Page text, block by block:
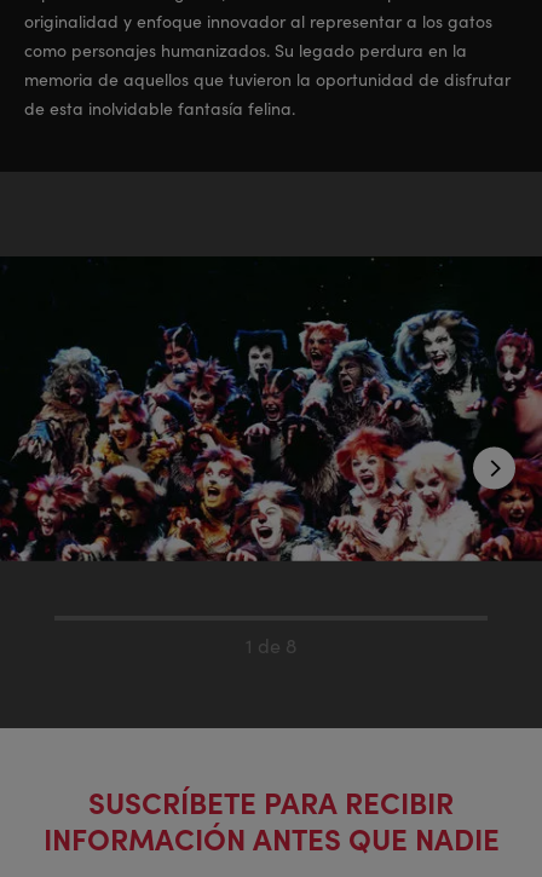
originalidad y enfoque innovador al representar a los gatos
como personajes humanizados. Su legado perdura en la
memoria de aquellos que tuvieron la oportunidad de disfrutar
de esta inolvidable fantasía felina.
1 de 8
SUSCRÍBETE PARA RECIBIR
INFORMACIÓN ANTES QUE NADIE